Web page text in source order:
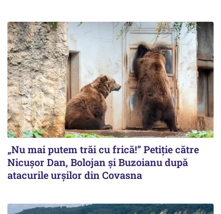
„Nu mai putem trăi cu frică!” Petiție către
Nicușor Dan, Bolojan și Buzoianu după
atacurile urșilor din Covasna